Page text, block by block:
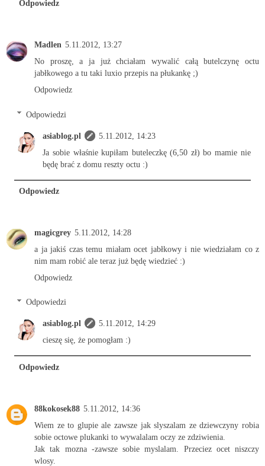
Odpowiedz
Madlen 5.11.2012, 13:27
No proszę, a ja już chciałam wywalić całą butelczynę octu
jabłkowego a tu taki luxio przepis na płukankę ;)
Odpowiedz
Odpowiedzi
asiablog.pl
5.11.2012, 14:23
Ja sobie właśnie kupiłam buteleczkę (6,50 zł) bo mamie nie
będę brać z domu reszty octu :)
Odpowiedz
magicgrey 5.11.2012, 14:28
a ja jakiś czas temu miałam ocet jabłkowy i nie wiedziałam co z
nim mam robić ale teraz już będę wiedzieć :)
Odpowiedz
Odpowiedzi
asiablog.pl
5.11.2012, 14:29
cieszę się, że pomogłam :)
Odpowiedz
88kokosek88 5.11.2012, 14:36
Wiem ze to glupie ale zawsze jak slyszalam ze dziewczyny robia
sobie octowe plukanki to wywalalam oczy ze zdziwienia.
Jak tak mozna -zawsze sobie myslalam. Przeciez ocet niszczy
wlosy.